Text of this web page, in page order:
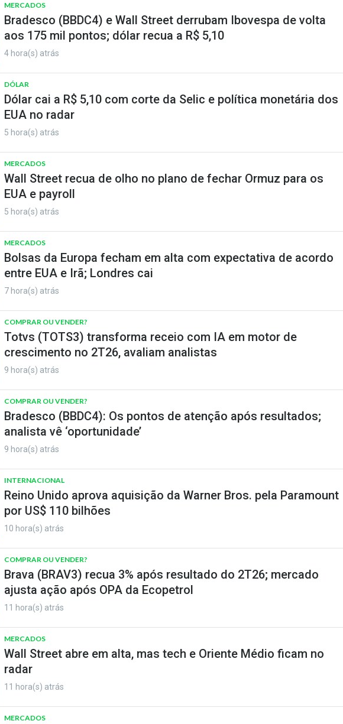
MERCADOS
Bradesco (BBDC4) e Wall Street derrubam Ibovespa de volta
aos 175 mil pontos; dólar recua a R$ 5,10
4 hora(s) atrás
DÓLAR
Dólar cai a R$ 5,10 com corte da Selic e política monetária dos
EUA no radar
5 hora(s) atrás
MERCADOS
Wall Street recua de olho no plano de fechar Ormuz para os
EUA e payroll
5 hora(s) atrás
MERCADOS
Bolsas da Europa fecham em alta com expectativa de acordo
entre EUA e Irã; Londres cai
7 hora(s) atrás
COMPRAR OU VENDER?
Totvs (TOTS3) transforma receio com IA em motor de
crescimento no 2T26, avaliam analistas
9 hora(s) atrás
COMPRAR OU VENDER?
Bradesco (BBDC4): Os pontos de atenção após resultados;
analista vê ‘oportunidade’
9 hora(s) atrás
INTERNACIONAL
Reino Unido aprova aquisição da Warner Bros. pela Paramount
por US$ 110 bilhões
10 hora(s) atrás
COMPRAR OU VENDER?
Brava (BRAV3) recua 3% após resultado do 2T26; mercado
ajusta ação após OPA da Ecopetrol
11 hora(s) atrás
MERCADOS
Wall Street abre em alta, mas tech e Oriente Médio ficam no
radar
11 hora(s) atrás
MERCADOS